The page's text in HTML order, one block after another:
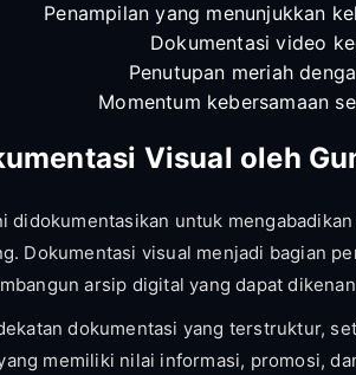
Penampilan yang menunjukkan
Dokumentasi video
Penutupan meriah
Momentum kebersamaan
Visual oleh
didokumentasikan untuk
Dokumentasi visual menjadi bagian
arsip digital yang dapat
dokumentasi yang terstruktur,
memiliki nilai informasi, promosi,